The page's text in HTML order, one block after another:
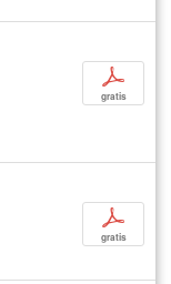
p
gratis
p
gratis